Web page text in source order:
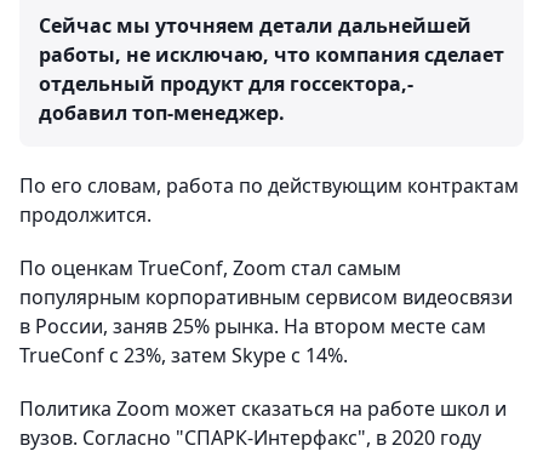
Сейчас мы уточняем детали дальнейшей
работы, не исключаю, что компания сделает
отдельный продукт для госсектора,-
добавил топ-менеджер.
По его словам, работа по действующим контрактам
продолжится.
По оценкам TrueConf, Zoom стал самым
популярным корпоративным сервисом видеосвязи
в России, заняв 25% рынка. На втором месте сам
TrueConf с 23%, затем Skype с 14%.
Политика Zoom может сказаться на работе школ и
вузов. Согласно "СПАРК-Интерфакс", в 2020 году